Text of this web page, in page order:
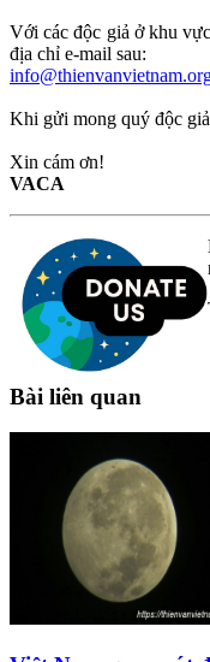
Với các độc giả ở khu
địa chỉ e-mail sau:
Khi gửi mong quý độc
Xin cám ơn!
VACA
Bài liên quan